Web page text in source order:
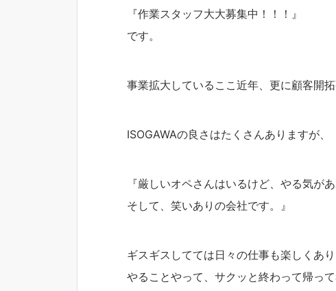
『作業スタッフ大大募集中！！！』
です。
事業拡大しているここ近年、更に顧客開拓
ISOGAWAの良さはたくさんありますが、
『厳しいオペさんはいるけど、やる気が
そして、笑いありの会社です。』
ギスギスしてては日々の仕事も楽しくあり
やることやって、サクッと終わって帰っ